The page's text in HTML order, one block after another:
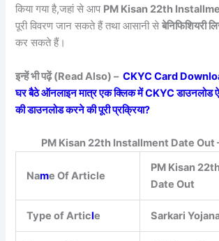
किया गया है,जहां से आप PM Kisan 22th
पूरी विवरण जान सकते हैं तथा आसानी सेबेनिफिशियरी
कर सकते हैं।
इन्हें भी पढ़ें (Read Also) –CKYC Card
घर बैठे ऑनलाइन मात्र एक क्लिक में CKYC
की डाउनलोड करने की पूरी प्रक्रिया?
PM Kisan 22th Installment Date Out
Name Of Article
PM Kisan
Date Out
Type of Article Sarkari